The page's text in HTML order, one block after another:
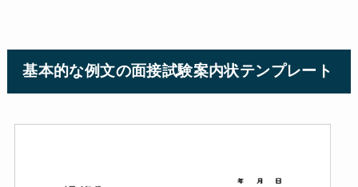
基本的な例文の面接試験案内状テンプレート